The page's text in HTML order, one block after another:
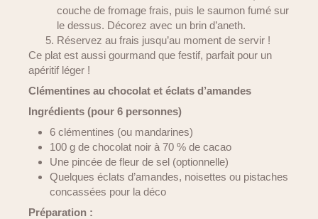
couche de fromage frais, puis le saumon fumé sur
le dessus. Décorez avec un brin d’aneth.
Réservez au frais jusqu’au moment de servir !
Ce plat est aussi gourmand que festif, parfait pour un
apéritif léger !
Clémentines au chocolat et éclats d’amandes
Ingrédients (pour 6 personnes)
6 clémentines (ou mandarines)
100 g de chocolat noir à 70 % de cacao
Une pincée de fleur de sel (optionnelle)
Quelques éclats d’amandes, noisettes ou pistaches
concassées pour la déco
Préparation :